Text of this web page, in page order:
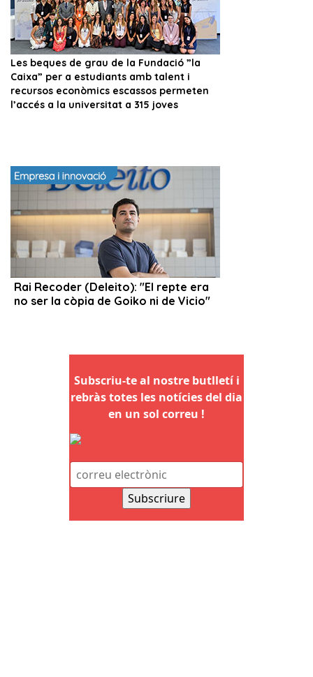
Subscriu-te al nostre butlletí i
rebràs totes les notícies del dia
en un sol correu !